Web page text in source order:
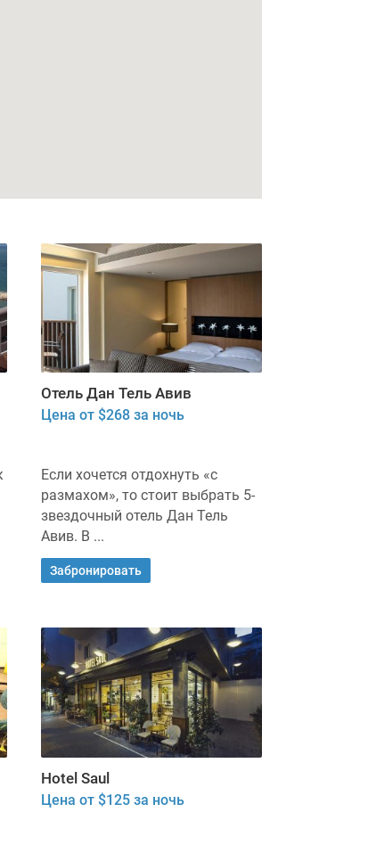
Отель Дан Тель Авив
Цена от $268 за ночь
Если хочется отдохнуть «с
размахом», то стоит выбрать 5-
звездочный отель Дан Тель
Авив. В ...
Забронировать
Hotel Saul
Цена от $125 за ночь